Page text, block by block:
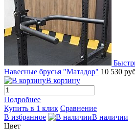
Навесные брусья "Матадор" 10 530
В корзину
Подробнее
Купить в 1 клик Сравнение
В избранное
В наличии
Цвет